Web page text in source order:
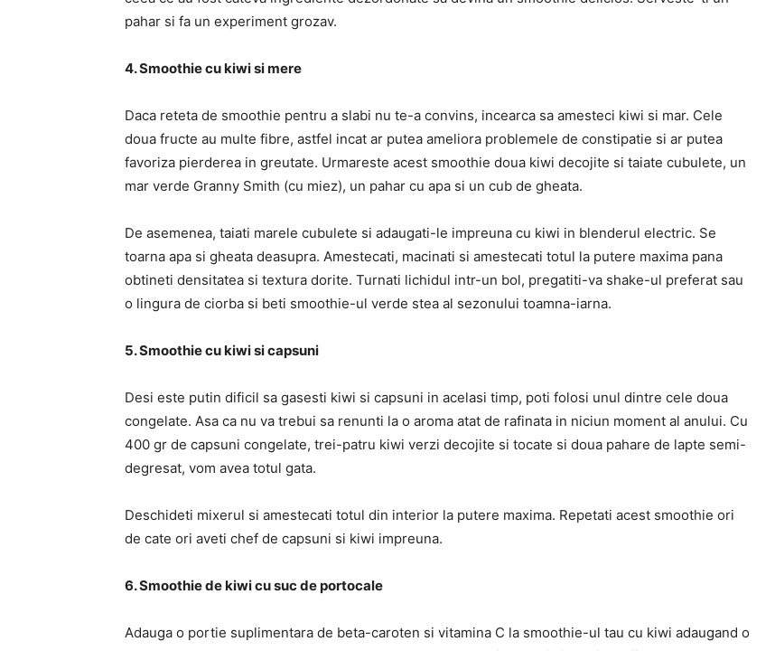
pahar si fa un experiment grozav.
4. Smoothie cu kiwi si mere
Daca reteta de smoothie pentru a slabi nu te-a convins, incearca sa amesteci kiwi si mar. Cele
doua fructe au multe fibre, astfel incat ar putea ameliora problemele de constipatie si ar putea
favoriza pierderea in greutate. Urmareste acest smoothie doua kiwi decojite si taiate cubulete, un
mar verde Granny Smith (cu miez), un pahar cu apa si un cub de gheata.
De asemenea, taiati marele cubulete si adaugati-le impreuna cu kiwi in blenderul electric. Se
toarna apa si gheata deasupra. Amestecati, macinati si amestecati totul la putere maxima pana
obtineti densitatea si textura dorite. Turnati lichidul intr-un bol, pregatiti-va shake-ul preferat sau
o lingura de ciorba si beti smoothie-ul verde stea al sezonului toamna-iarna.
5. Smoothie cu kiwi si capsuni
Desi este putin dificil sa gasesti kiwi si capsuni in acelasi timp, poti folosi unul dintre cele doua
congelate. Asa ca nu va trebui sa renunti la o aroma atat de rafinata in niciun moment al anului. Cu
400 gr de capsuni congelate, trei-patru kiwi verzi decojite si tocate si doua pahare de lapte semi-
degresat, vom avea totul gata.
Deschideti mixerul si amestecati totul din interior la putere maxima. Repetati acest smoothie ori
de cate ori aveti chef de capsuni si kiwi impreuna.
6. Smoothie de kiwi cu suc de portocale
Adauga o portie suplimentara de beta-caroten si vitamina C la smoothie-ul tau cu kiwi adaugand o